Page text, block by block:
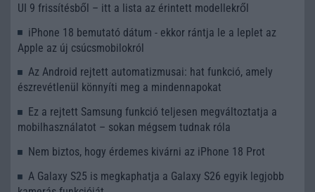
UI 9 frissítésből – itt a lista az érintett modellekről
iPhone 18 bemutató dátum - ekkor rántja le a leplet az
Apple az új csúcsmobilokról
Az Android rejtett automatizmusai: hat funkció, amely
észrevétlenül könnyíti meg a mindennapokat
Ez a rejtett Samsung funkció teljesen megváltoztatja a
mobilhasználatot – sokan mégsem tudnak róla
Nem biztos, hogy érdemes kivárni az iPhone 18 Prot
A Galaxy S25 is megkaphatja a Galaxy S26 egyik legjobb